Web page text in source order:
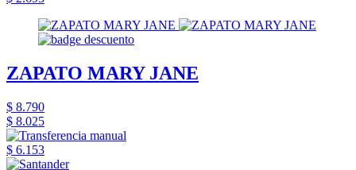
ZAPATO MARY JANE
$ 8.790
$ 8.025
$ 6.153